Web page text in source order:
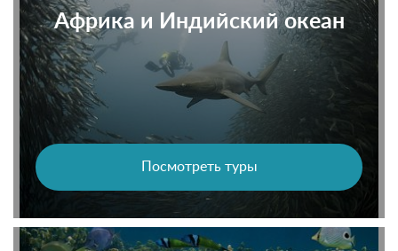
Африка и Индийский океан
Посмотреть туры